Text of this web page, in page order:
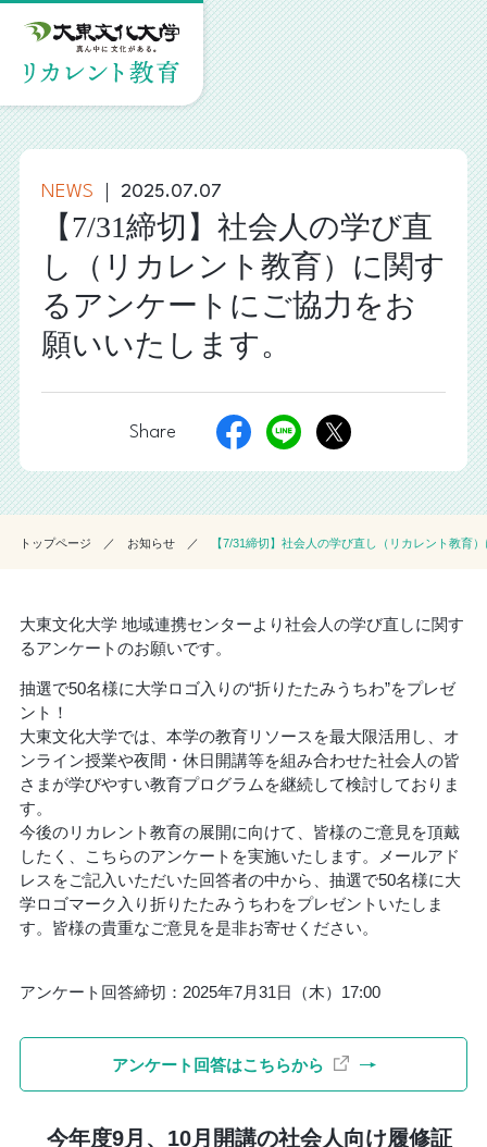
NEWS 2025.07.07
【7/31締切】社会人の学び直
し（リカレント教育）に関す
るアンケートにご協力をお
願いいたします。
Share
トップページ お知らせ 【7/31締切】社会人の学び直し（リカレント教育
大東文化大学 地域連携センターより社会人の学び直しに関す
るアンケートのお願いです。
抽選で50名様に大学ロゴ入りの“折りたたみうちわ”をプレゼ
ント！
大東文化大学では、本学の教育リソースを最大限活用し、オ
ンライン授業や夜間・休日開講等を組み合わせた社会人の皆
さまが学びやすい教育プログラムを継続して検討しておりま
す。
今後のリカレント教育の展開に向けて、皆様のご意見を頂戴
したく、こちらのアンケートを実施いたします。メールアド
レスをご記入いただいた回答者の中から、抽選で50名様に大
学ロゴマーク入り折りたたみうちわをプレゼントいたしま
す。皆様の貴重なご意見を是非お寄せください。
アンケート回答締切：2025年7月31日（木）17:00
アンケート回答はこちらから
今年度9月、10月開講の社会人向け履修証